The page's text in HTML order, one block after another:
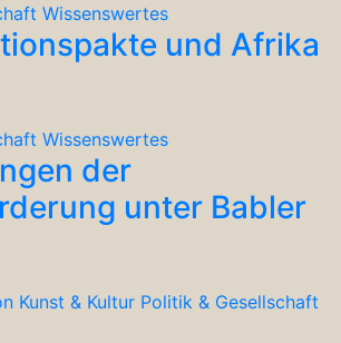
Wissenswertes
und Afrika
Wissenswertes
der
unter Babler
Kunst & Kultur Politik & Gesellschaft